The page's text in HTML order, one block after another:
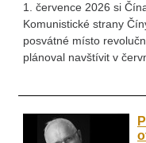
1. července 2026 si
Komunistické strany
posvátné místo
plánoval navštívit v